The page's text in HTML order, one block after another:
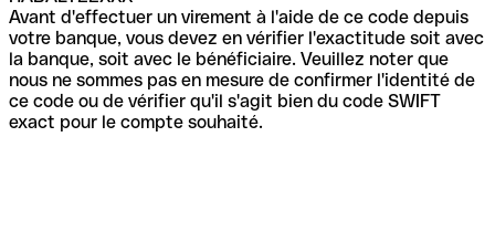
Avant d'effectuer un virement à l'aide de ce code depuis
votre banque, vous devez en vérifier l'exactitude soit avec
la banque, soit avec le bénéficiaire. Veuillez noter que
nous ne sommes pas en mesure de confirmer l'identité de
ce code ou de vérifier qu'il s'agit bien du code SWIFT
exact pour le compte souhaité.